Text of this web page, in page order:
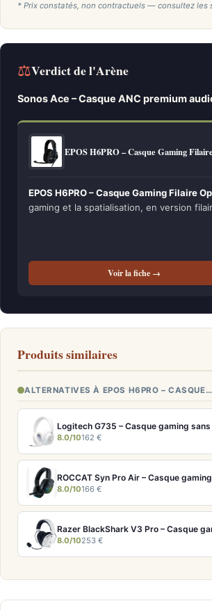
* Prix constatés, non contractuels — consultez les
⚖Verdict de l'Arène
Sonos Ace – Casque ANC premium
EPOS H6PRO – Casque Gaming
EPOS H6PRO – Casque Gaming Filaire
gaming et la spatialisation, en version
Voir la fiche →
Produits similaires
ALTERNATIVES À EPOS H6PRO – CASQUE…
Logitech G735 – Casque gaming
8.0/10162 €
ROCCAT Syn Pro Air – Casque
8.0/10166 €
Razer BlackShark V3 Pro – Casque
8.0/10253 €